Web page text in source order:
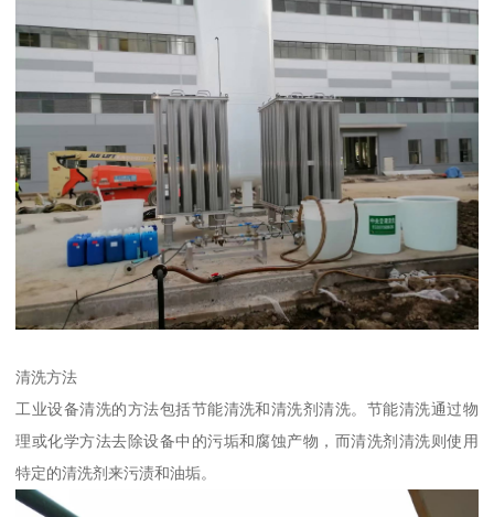
清洗方法
工业设备清洗的方法包括节能清洗和清洗剂清洗。节能清洗通过物
理或化学方法去除设备中的污垢和腐蚀产物，而清洗剂清洗则使用
特定的清洗剂来污渍和油垢。